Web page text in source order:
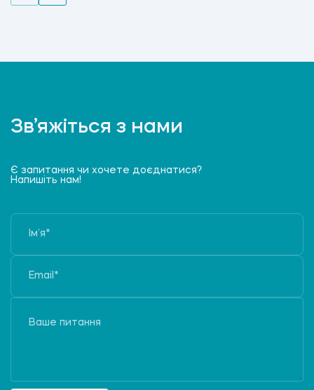
Зв’яжіться з нами
Є запитання чи хочете доєднатися?
Напишіть нам!